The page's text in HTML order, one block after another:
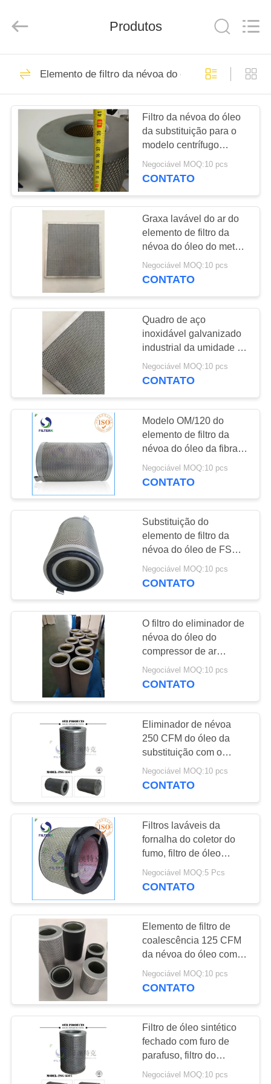
LAR
PRODUTOS
ESPETÁCULO
VR
SOBRE
VISITA
FÁBRICA
CONTROLE
QUALIDADE
CONTACTE-
NOTÍCIAS
CASOS
PRIVACY
POLICY
Filtration
Equipment
Elemento de filtro
do cartucho
Elemento de filtro
da névoa do óleo
55
Elemento de filtro
do óleo hidráulico
elemento de filtro do
gás
34
Filtro em caixa de ar
Elemento de filtro
do Coalescer
9
Filtros da turbina de
gás
filtro industrial da
poeira
Produtos
Elemento de filtro da névoa do óleo
Filtro da névoa do óleo
da substituição para o
modelo centrífugo
S0904008 P3515A958
do compressor do FS
Negociável MOQ:10 pcs
CONTATO
Graxa lavável do ar do
elemento de filtro da
névoa do óleo do metal
para cozinhar sistemas
de exaustão
Negociável MOQ:10 pcs
CONTATO
Quadro de aço
inoxidável galvanizado
industrial da umidade do
elemento de filtro da
névoa do óleo
Negociável MOQ:10 pcs
CONTATO
Modelo OM/120 do
elemento de filtro da
névoa do óleo da fibra
de vidro para o
compressor de ar
Negociável MOQ:10 pcs
CONTATO
Substituição do
elemento de filtro da
névoa do óleo de FS
ELLIOTT P3515B165-1
para o sistema do
Negociável MOQ:10 pcs
CONTATO
O filtro do eliminador de
névoa do óleo do
compressor de ar
substitui o compressor
de ar centrífugo do filtro
Negociável MOQ:10 pcs
CONTATO
Eliminador de névoa
250 CFM do óleo da
substituição com o
FPSG860 de abrigo sem
emenda/1 modelo
Negociável MOQ:10 pcs
CONTATO
Filtros laváveis da
fornalha do coletor do
fumo, filtro de óleo
remoto da indústria
metalúrgica
Negociável MOQ:5 Pcs
CONTATO
Elemento de filtro de
coalescência 125 CFM
da névoa do óleo com o
tampão de extremidade
galvanizado da folha
Negociável MOQ:10 pcs
CONTATO
Filtro de óleo sintético
fechado com furo de
parafuso, filtro do
cartucho do fuel-óleo de
Negociável MOQ:10 pcs